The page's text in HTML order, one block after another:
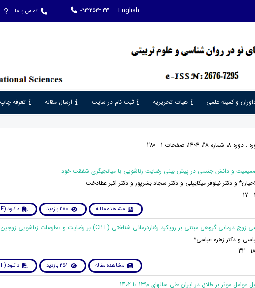
English
09222523133 تماس با ما
و کمیته علمی هیات تحریریه ثبت نام در سایت ارسال مقاله تعرفه چاپ
1404، صفحات 1 - 280
و دکتر نیلوفر میکاییلی و دکتر سجاد بشرپور و دکتر اکبر عطادخت
مشاهده مقاله 280 بازدید دانلود (PDF)
و دکتر زهره عباسی*
مشاهده مقاله 251 بازدید دانلود (PDF)